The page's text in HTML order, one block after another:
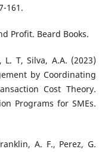
161.
Profit. Beard Books.
T, Silva, A.A. (2023)
by Coordinating
Cost Theory.
Programs for SMEs.
A. F., Perez, G.